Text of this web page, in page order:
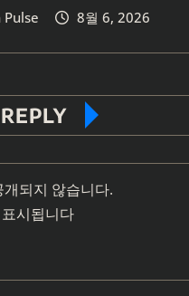
Pulse 8월 6, 2026
되지 않습니다.
시됩니다